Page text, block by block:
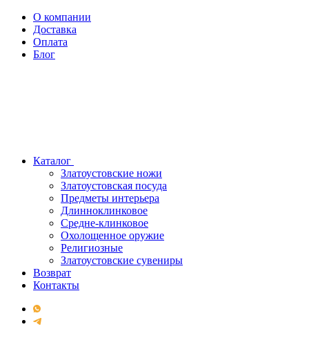
О компании
Доставка
Оплата
Блог
Каталог
Златоустовские ножи
Златоустовская посуда
Предметы интерьера
Длинноклинковое
Средне-клинковое
Охолощенное оружие
Религиозные
Златоустовские сувениры
Возврат
Контакты